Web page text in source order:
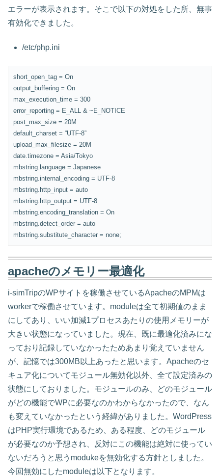
エラーが表示されます。そこで以下の対処をした所、無事
有効化できました。
/etc/php.ini
short_open_tag = On
output_buffering = On
max_execution_time = 300
error_reporting = E_ALL & ~E_NOTICE
post_max_size = 20M
default_charset = “UTF-8”
upload_max_filesize = 20M
date.timezone = Asia/Tokyo
mbstring.language = Japanese
mbstring.internal_encoding = UTF-8
mbstring.http_input = auto
mbstring.http_output = UTF-8
mbstring.encoding_translation = On
mbstring.detect_order = auto
mbstring.substitute_character = none;
apacheのメモリー最適化
i-simTripのWPサイトを稼働させているApacheのMPMは
workerで稼働させています。moduleは全て初期値のまま
にしてあり、いい加減1プロセスあたりの使用メモリーが
大きい状態になっていました。現在、既に最適化済みにな
っており記録していなかったためあまり覚えていません
が、記憶では300MB以上あったと思います。Apacheのセ
キュア化についてモジュール無効化以外、全て設定済みの
状態にしておりました。モジュールのみ、どのモジュール
がどの機能でWPに必要なのかわからなかったので、なん
も変えていなかったという経緯がありました。WordPress
はPHP実行環境であるため、ある程度、どのモジュール
が必要なのか予想され、反対にこの機能は絶対に使ってい
ないだろうと思うmodukeを無効化する方針としました。
今回無効にしたmoduleは以下となります。